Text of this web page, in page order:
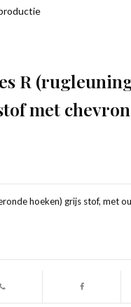
R
met
hoeken) grijs stof, met